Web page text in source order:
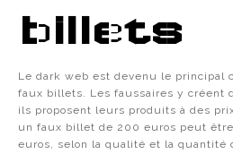
billets
Le dark web est devenu le principal
faux billets. Les faussaires y créent
ils proposent leurs produits à des
un faux billet de 200 euros peut
euros, selon la qualité et la quantité